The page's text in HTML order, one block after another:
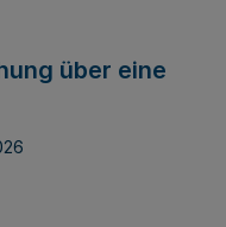
über eine